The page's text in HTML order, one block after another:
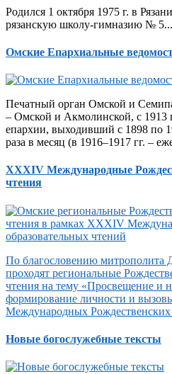
Родился 1 октября 1975 г. в
рязанскую школу-гимназию № 5...
Омские Епархиальные
Печатный орган Омской и
– Омской и Акмолинской, с 1913
епархии, выходивший с 1898 по
раза в месяц (в 1916–1917 гг. –
XXXIV Международные
чтения
По благословению митрополита
проходят региональные
чтения на тему «Просвещение и
формирование личности и
Международных Рождественских
Новые богослужебные тексты